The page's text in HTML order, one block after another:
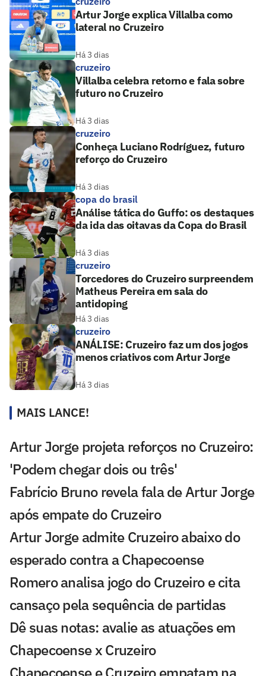
Artur Jorge explica Villalba como
lateral no Cruzeiro
Há 3 dias
cruzeiro
Villalba celebra retorno e fala sobre
futuro no Cruzeiro
Há 3 dias
cruzeiro
Conheça Luciano Rodríguez, futuro
reforço do Cruzeiro
Há 3 dias
copa do brasil
Análise tática do Guffo: os destaques
da ida das oitavas da Copa do Brasil
Há 3 dias
cruzeiro
Torcedores do Cruzeiro surpreendem
Matheus Pereira em sala do
antidoping
Há 3 dias
cruzeiro
ANÁLISE: Cruzeiro faz um dos jogos
menos criativos com Artur Jorge
Há 3 dias
MAIS LANCE!
Artur Jorge projeta reforços no Cruzeiro:
'Podem chegar dois ou três'
Fabrício Bruno revela fala de Artur Jorge
após empate do Cruzeiro
Artur Jorge admite Cruzeiro abaixo do
esperado contra a Chapecoense
Romero analisa jogo do Cruzeiro e cita
cansaço pela sequência de partidas
Dê suas notas: avalie as atuações em
Chapecoense x Cruzeiro